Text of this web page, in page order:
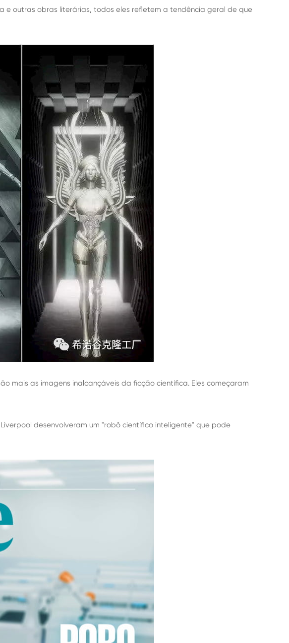
e outras obras literárias, todos eles refletem a tendência geral de que
mais as imagens inalcançáveis da ficção científica. Eles começaram
desenvolveram um "robô científico inteligente" que pode